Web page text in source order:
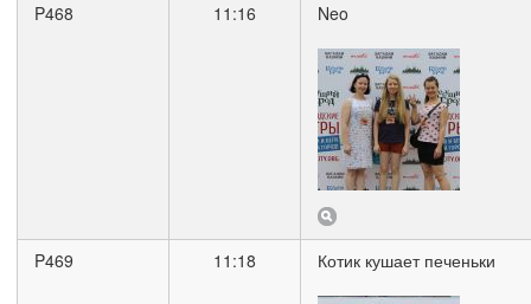
P468 11:16 Neo
P469 11:18 Котик кушает печеньки